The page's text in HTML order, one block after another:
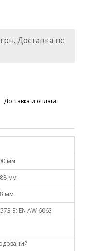
Доставка по
Доставка и оплата
мм
мм
мм
573-3: EN AW-6063